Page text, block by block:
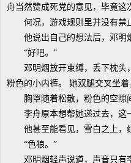
舟当然赞成死党的意见，毕竟这
何况，游戏规则里并没有禁止
他说出自己的想法后，邓明烟
“好吧。”
邓明烟放开束缚，丢下枕头，
粉色的小内裤。 她双腿交叉坐着
胸罩随着松散，粉色的空隙间
李舟原本想帮她递过去，这一
他甚至能看见，雪白之上，红
“色狼。”
邓明烟轻声说道，声音只有李